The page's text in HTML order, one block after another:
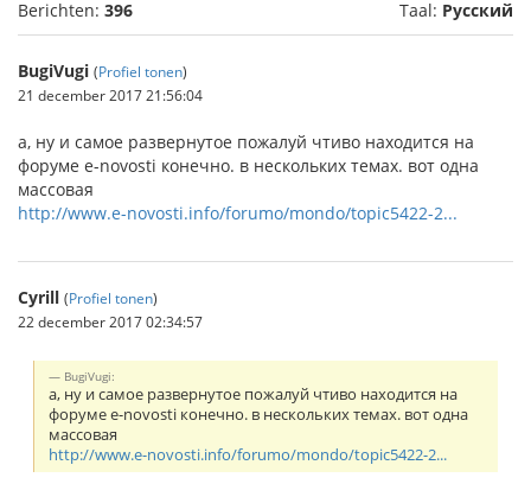
Berichten: 396 Taal: Русский
BugiVugi (Profiel tonen)
21 december 2017 21:56:04
а, ну и самое развернутое пожалуй чтиво находится на
форуме e-novosti конечно. в нескольких темах. вот одна
массовая
http://www.e-novosti.info/forumo/mondo/topic5422-2...
Cyrill (Profiel tonen)
22 december 2017 02:34:57
BugiVugi:
а, ну и самое развернутое пожалуй чтиво находится на
форуме e-novosti конечно. в нескольких темах. вот одна
массовая
http://www.e-novosti.info/forumo/mondo/topic5422-2...